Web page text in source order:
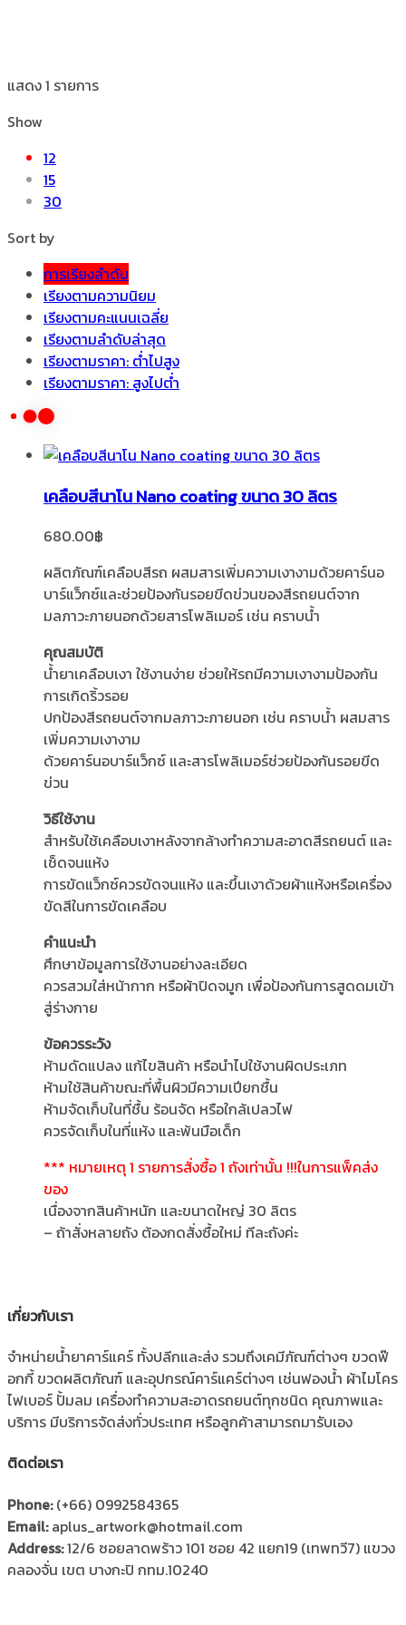
แสดง 1 รายการ
Show
12
15
30
Sort by
การเรียงลำดับ
เรียงตามความนิยม
เรียงตามคะแนนเฉลี่ย
เรียงตามลำดับล่าสุด
เรียงตามราคา: ต่ำไปสูง
เรียงตามราคา: สูงไปต่ำ
เคลือบสีนาโน Nano coating ขนาด 30 ลิตร
680.00฿
ผลิตภัณฑ์เคลือบสีรถ ผสมสารเพิ่มความเงางามด้วยคาร์นอ
บาร์แว็กซ์และช่วยป้องกันรอยขีดข่วนของสีรถยนต์จาก
มลภาวะภายนอกด้วยสารโพลิเมอร์ เช่น คราบน้ำ
คุณสมบัติ
น้ำยาเคลือบเงา ใช้งานง่าย ช่วยให้รถมีความเงางามป้องกัน
การเกิดริ้วรอย
ปกป้องสีรถยนต์จากมลภาวะภายนอก เช่น คราบน้ำ ผสมสาร
เพิ่มความเงางาม
ด้วยคาร์นอบาร์แว็กซ์ และสารโพลิเมอร์ช่วยป้องกันรอยขีด
ข่วน
วิธีใช้งาน
สำหรับใช้เคลือบเงาหลังจากล้างทำความสะอาดสีรถยนต์ และ
เช็ดจนแห้ง
การขัดแว็กซ์ควรขัดจนแห้ง และขึ้นเงาด้วยผ้าแห้งหรือเครื่อง
ขัดสีในการขัดเคลือบ
คำแนะนำ
ศึกษาข้อมูลการใช้งานอย่างละเอียด
ควรสวมใส่หน้ากาก หรือผ้าปิดจมูก เพื่อป้องกันการสูดดมเข้า
สู่ร่างกาย
ข้อควรระวัง
ห้ามดัดแปลง แก้ไขสินค้า หรือนำไปใช้งานผิดประเภท
ห้ามใช้สินค้าขณะที่พื้นผิวมีความเปียกชื้น
ห้ามจัดเก็บในที่ชื้น ร้อนจัด หรือใกล้เปลวไฟ
ควรจัดเก็บในที่แห้ง และพ้นมือเด็ก
*** หมายเหตุ 1 รายการสั่งซื้อ 1 ถังเท่านั้น !!!ในการแพ็คส่ง
ของ
เนื่องจากสินค้าหนัก และขนาดใหญ่ 30 ลิตร
– ถ้าสั่งหลายถัง ต้องกดสั่งซื้อใหม่ ทีละถังค่ะ
เกี่ยวกับเรา
จำหน่ายน้ำยาคาร์แคร์ ทั้งปลีกและส่ง รวมถึงเคมีภัณฑ์ต่างๆ ขวดฟ๊
อกกี้ ขวดผลิตภัณฑ์ และอุปกรณ์คาร์แคร์ต่างๆ เช่นฟองน้ำ ผ้าไมโคร
ไฟเบอร์ ปั้มลม เครื่องทำความสะอาดรถยนต์ทุกชนิด คุณภาพและ
บริการ มีบริการจัดส่งทั่วประเทศ หรือลูกค้าสามารถมารับเอง
ติดต่อเรา
Phone:(+66) 0992584365
Email:aplus_artwork@hotmail.com
Address:12/6 ซอยลาดพร้าว 101 ซอย 42 แยก19 (เทพทวี7) แขวง
คลองจั่น เขต บางกะปิ กทม.10240